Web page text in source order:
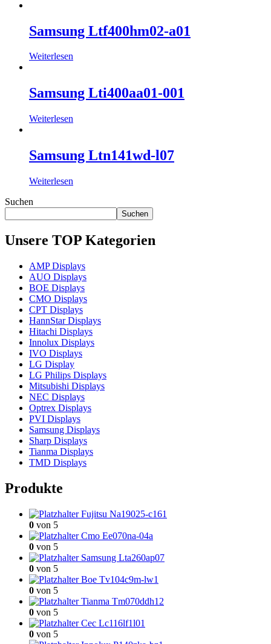
Samsung Ltf400hm02-a01
Weiterlesen
Samsung Lti400aa01-001
Weiterlesen
Samsung Ltn141wd-l07
Weiterlesen
Suchen
Suchen
Unsere TOP Kategorien
AMP Displays
AUO Displays
BOE Displays
CMO Displays
CPT Displays
HannStar Displays
Hitachi Displays
Innolux Displays
IVO Displays
LG Display
LG Philips Displays
Mitsubishi Displays
NEC Displays
Optrex Displays
PVI Displays
Samsung Displays
Sharp Displays
Tianma Displays
TMD Displays
Produkte
Fujitsu Na19025-c161
0 von 5
Cmo Ee070na-04a
0 von 5
Samsung Lta260ap07
0 von 5
Boe Tv104c9m-lw1
0 von 5
Tianma Tm070ddh12
0 von 5
Cec Lc116lf1l01
0 von 5